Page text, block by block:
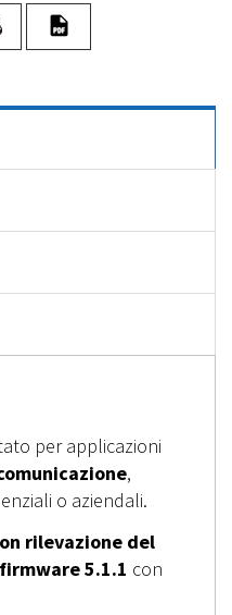
per applicazioni
,
o aziendali.
rilevazione del
5.1.1 con